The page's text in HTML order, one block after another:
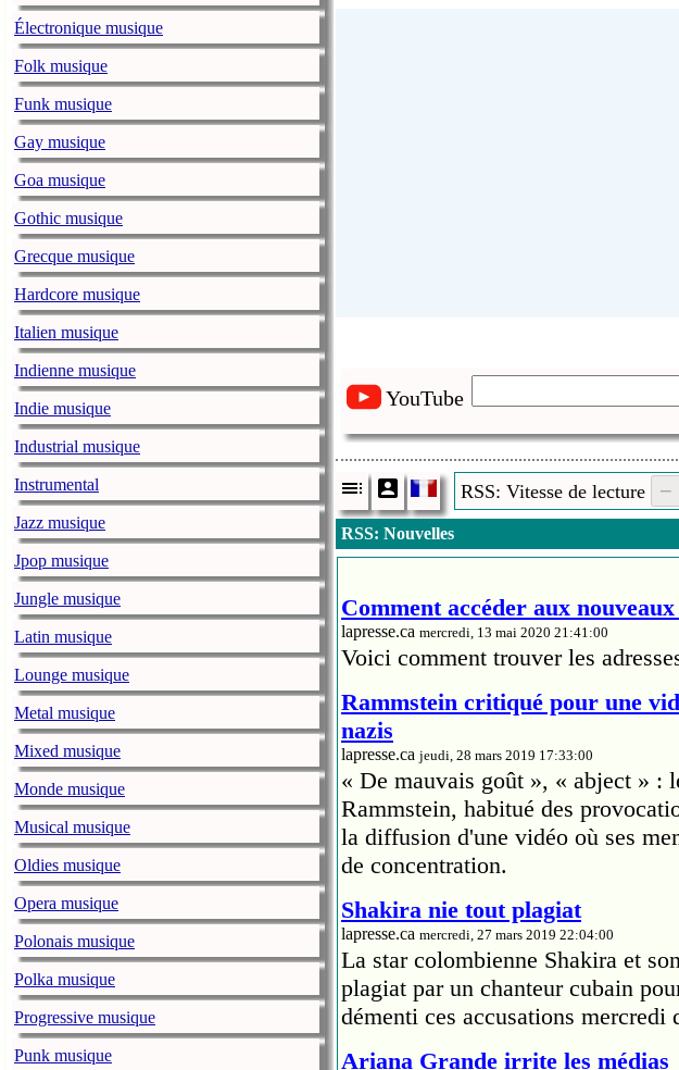
Électronique musique
Folk musique
Funk musique
Gay musique
Goa musique
Gothic musique
Grecque musique
Hardcore musique
Italien musique
Indienne musique
Indie musique
Industrial musique
Instrumental
Jazz musique
Jpop musique
Jungle musique
Latin musique
Lounge musique
Metal musique
Mixed musique
Monde musique
Musical musique
Oldies musique
Opera musique
Polonais musique
Polka musique
Progressive musique
Punk musique
YouTube
RSS: Vitesse de lecture
RSS: Nouvelles
Comment accéder aux
lapresse.ca mercredi, 13 mai 2020 21:41:00
Voici comment trouver les
Rammstein critiqué pour une
nazis
lapresse.ca jeudi, 28 mars 2019 17:33:00
« De mauvais goût », « abject » :
Rammstein, habitué des
la diffusion d'une vidéo où ses
de concentration.
Shakira nie tout plagiat
lapresse.ca mercredi, 27 mars 2019 22:04:00
La star colombienne Shakira et
plagiat par un chanteur cubain
démenti ces accusations
Ariana Grande irrite les médias